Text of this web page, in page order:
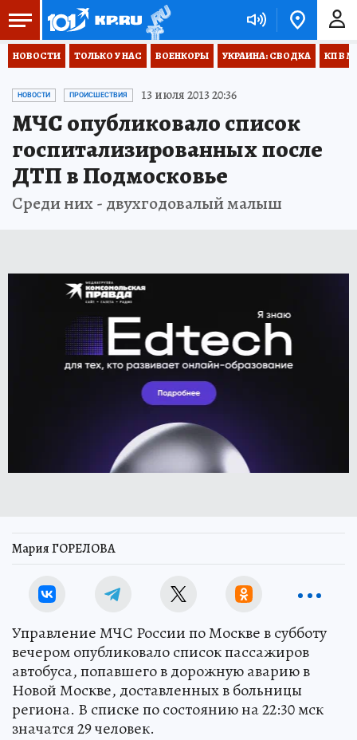
НОВОСТИ ТОЛЬКО У НАС ВОЕНКОРЫ УКРАИНА: СВОДКА КП В
НОВОСТИ ПРОИСШЕСТВИЯ 13 июля 2013 20:36
МЧС опубликовало список
госпитализированных после
ДТП в Подмосковье
Среди них - двухгодовалый малыш
Мария ГОРЕЛОВА
Управление МЧС России по Москве в субботу
вечером опубликовало список пассажиров
автобуса, попавшего в дорожную аварию в
Новой Москве, доставленных в больницы
региона. В списке по состоянию на 22:30 мск
значатся 29 человек.